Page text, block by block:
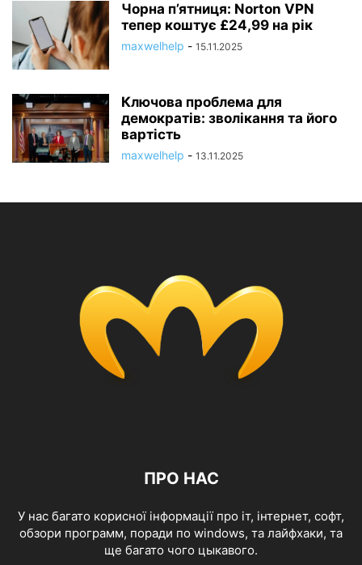
Чорна п’ятниця: Norton VPN
тепер коштує £24,99 на рік
maxwelhelp - 15.11.2025
Ключова проблема для
демократів: зволікання та його
вартість
maxwelhelp - 13.11.2025
ПРО НАС
У нас багато корисної інформації про іт, інтернет, софт,
обзори программ, поради по windows, та лайфхаки, та
ще багато чого цыкавого.